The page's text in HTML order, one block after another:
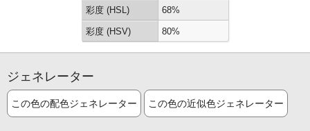
彩度 (HSL) 68%
彩度 (HSV) 80%
ジェネレーター
この色の配色ジェネレーター この色の近似色ジェネレーター